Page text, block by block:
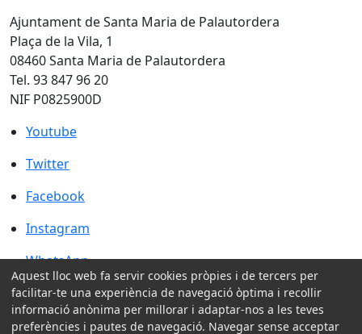
Ajuntament de Santa Maria de Palautordera
Plaça de la Vila, 1
08460 Santa Maria de Palautordera
Tel. 93 847 96 20
NIF P0825900D
Youtube
Youtube
Twitter
Twitter
Facebook
Facebook
Instagram
Instagram
WhatsApp
WhatsApp
Amb la col·laboració de:
Aquest lloc web fa servir cookies pròpies i de tercers per
facilitar-te una experiència de navegació òptima i recollir
informació anònima per millorar i adaptar-nos a les teves
preferències i pautes de navegació. Navegar sense acceptar